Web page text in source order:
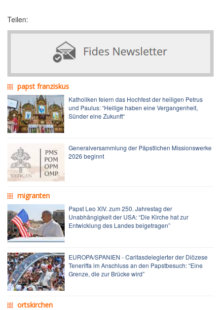
Teilen:
papst franziskus
Katholiken feiern das Hochfest der heiligen Petrus
und Paulus: “Heilige haben eine Vergangenheit,
Sünder eine Zukunft“
Generalversammlung der Päpstlichen Missionswerke
2026 beginnt
migranten
Papst Leo XIV. zum 250. Jahrestag der
Unabhängigkeit der USA: “Die Kirche hat zur
Entwicklung des Landes beigetragen”
EUROPA/SPANIEN - Caritasdelegierter der Diözese
Teneriffa im Anschluss an den Papstbesuch: “Eine
Grenze, die zur Brücke wird”
ortskirchen